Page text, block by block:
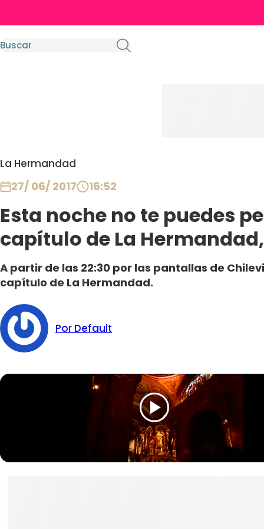
La Hermandad
27/ 06/ 2017 16:52
Esta noche no te puedes
capítulo de La
A partir de las 22:30 por las pantallas de
capítulo de La Hermandad.
Por Default